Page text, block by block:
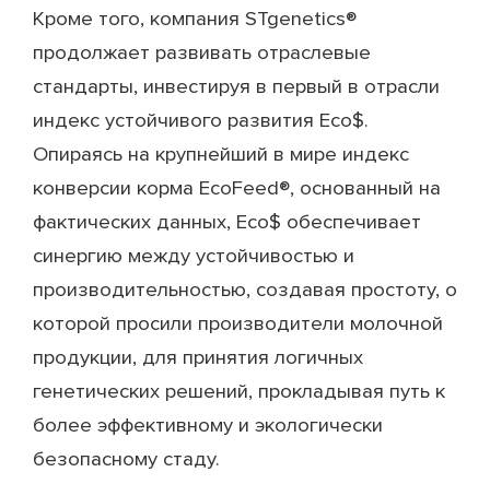
Кроме того, компания STgenetics®
продолжает развивать отраслевые
стандарты, инвестируя в первый в отрасли
индекс устойчивого развития Eco$.
Опираясь на крупнейший в мире индекс
конверсии корма EcoFeed®, основанный на
фактических данных, Eco$ обеспечивает
синергию между устойчивостью и
производительностью, создавая простоту, о
которой просили производители молочной
продукции, для принятия логичных
генетических решений, прокладывая путь к
более эффективному и экологически
безопасному стаду.